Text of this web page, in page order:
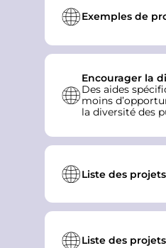
Exemples de
Encourager la
Des aides
moins
la diversité des
Liste des
Liste des